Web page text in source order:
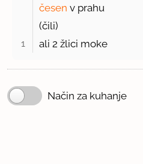
česen v prahu
(čili)
1 ali 2 žlici moke
Način za kuhanje